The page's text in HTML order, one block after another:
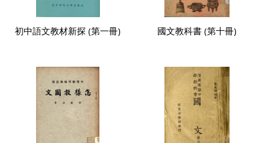
初中語文教材新探 (第一冊) 國文教科書 (第十冊)